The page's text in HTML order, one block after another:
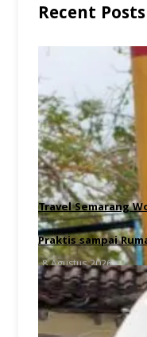
Recent Posts
Travel Semarang
Praktis sampai
8 Agustus 2026